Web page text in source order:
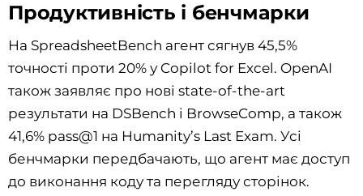
Продуктивність і бенчмарки
На SpreadsheetBench агент сягнув 45,5%
точності проти 20% у Copilot for Excel. OpenAI
також заявляє про нові state-of-the-art
результати на DSBench і BrowseComp, а також
41,6% pass@1 на Humanity’s Last Exam. Усі
бенчмарки передбачають, що агент має доступ
до виконання коду та перегляду сторінок.